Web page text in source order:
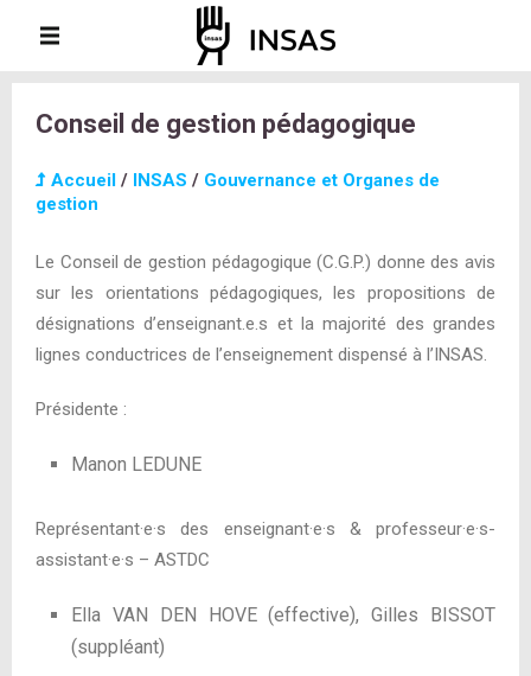
Conseil de gestion pédagogique
Accueil / INSAS / Gouvernance et Organes de
gestion
Le Conseil de gestion pédagogique (C.G.P.) donne des avis
sur les orientations pédagogiques, les propositions de
désignations d’enseignant.e.s et la majorité des grandes
lignes conductrices de l’enseignement dispensé à l’INSAS.
Présidente :
Manon LEDUNE
Représentant·e·s des enseignant·e·s & professeur·e·s-
assistant·e·s – ASTDC
Ella VAN DEN HOVE (effective), Gilles BISSOT
(suppléant)